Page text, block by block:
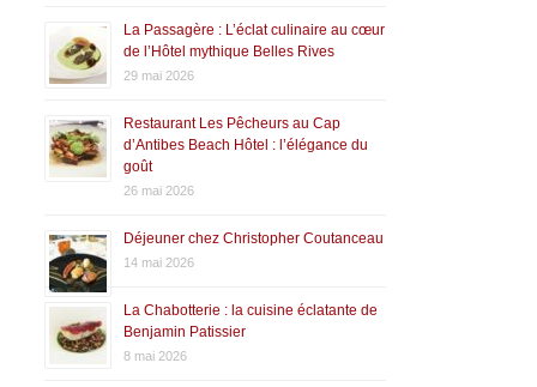
La Passagère : L’éclat culinaire au cœur
de l’Hôtel mythique Belles Rives
29 mai 2026
Restaurant Les Pêcheurs au Cap
d’Antibes Beach Hôtel : l’élégance du
goût
26 mai 2026
Déjeuner chez Christopher Coutanceau
14 mai 2026
La Chabotterie : la cuisine éclatante de
Benjamin Patissier
8 mai 2026